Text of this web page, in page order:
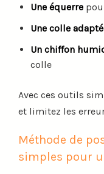
Une équerre
Une colle
Un chiffon
colle
Avec ces outils
et limitez les
Méthode de
simples pour